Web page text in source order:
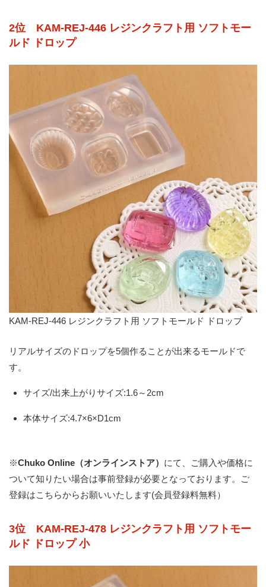
2位 KAM-REJ-446 レジンクラフト用 ソフトモー
ルド ドロップ
KAM-REJ-446 レジンクラフト用 ソフトモールド ドロップ
リアルサイズのドロップを5個作ることが出来るモールドで
す。
サイズ/出来上がりサイズ:1.6～2cm
本体サイズ:4.7×6×D1cm
※Chuko Online（オンラインストア） にて、ご購入や価格に
ついて知りたい場合は事前登録が必要となっております。
ご
登録はこちらからお願いいたします(会員登録料無料）
3位 KAM-REJ-478 レジンクラフト用 ソフトモー
ルド ドロップ 小